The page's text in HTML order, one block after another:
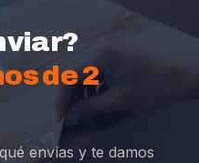
de 2
envías y te damos